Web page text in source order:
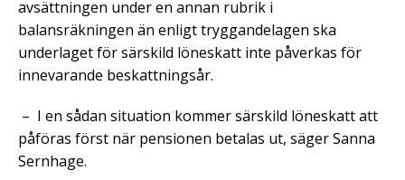
avsättningen under en annan rubrik i
balansräkningen än enligt tryggandelagen ska
underlaget för särskild löneskatt inte påverkas för
innevarande beskattningsår.
– I en sådan situation kommer särskild löneskatt att
påföras först när pensionen betalas ut, säger Sanna
Sernhage.